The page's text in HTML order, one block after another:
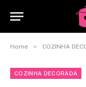
Home » COZINHA
COZINHA DECORADA